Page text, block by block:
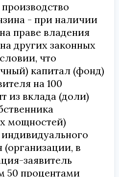
- при наличии
праве владения
других законных
что
капитал (фонд)
на 100
из вклада (доли)
мощностей)
в
заявитель
50 процентами